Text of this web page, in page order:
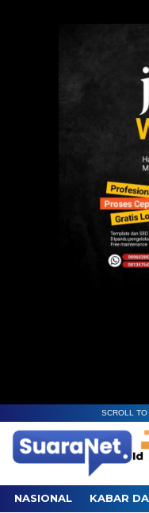
SCROLL TO
NASIONAL KABAR